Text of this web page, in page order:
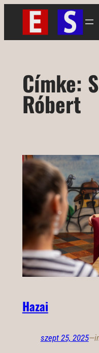
Ugrás
tartalomhoz
Címke:
Róbert
Hazai
szept 25, 2025—